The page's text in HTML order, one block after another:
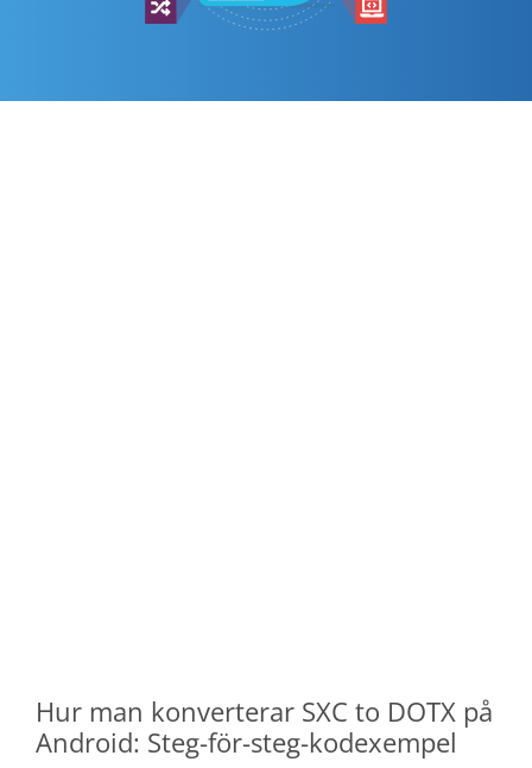
Hur man konverterar SXC to DOTX på
Android: Steg-för-steg-kodexempel